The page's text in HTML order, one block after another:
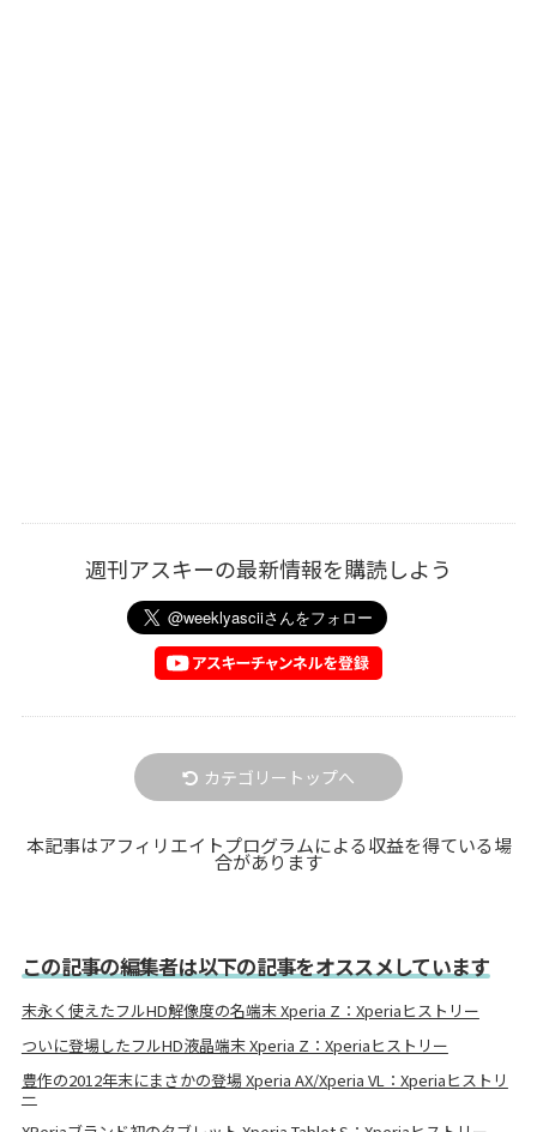
週刊アスキーの最新情報を購読しよう
カテゴリートップへ
本記事はアフィリエイトプログラムによる収益を得ている場
合があります
この記事の編集者は以下の記事をオススメしています
末永く使えたフルHD解像度の名端末 Xperia Z：Xperiaヒストリー
ついに登場したフルHD液晶端末 Xperia Z：Xperiaヒストリー
豊作の2012年末にまさかの登場 Xperia AX/Xperia VL：Xperiaヒストリ
ー